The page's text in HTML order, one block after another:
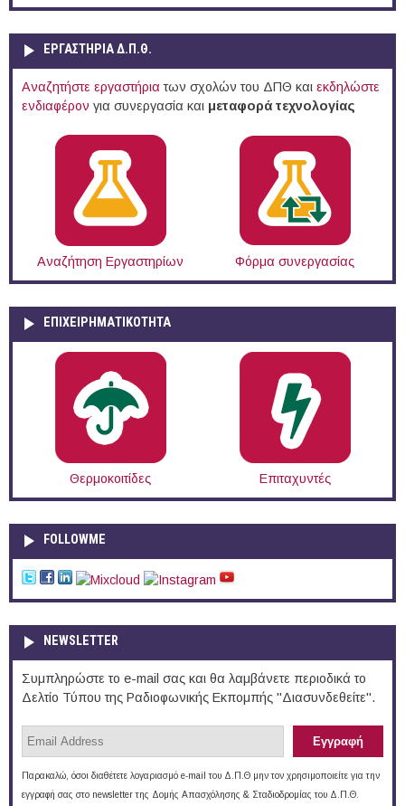
ΕΡΓΑΣΤΗΡΙΑ Δ.Π.Θ.
Αναζητήστε εργαστήρια των σχολών του ΔΠΘ και εκδηλώστε
ενδιαφέρον για συνεργασία και μεταφορά τεχνολογίας
Αναζήτηση Εργαστηρίων Φόρμα συνεργασίας
ΕΠΙΧΕΙΡΗΜΑΤΙΚΟΤΗΤΑ
Θερμοκοιτίδες Επιταχυντές
FOLLOWME
NEWSLETTER
Συμπληρώστε το e-mail σας και θα λαμβάνετε περιοδικά το
Δελτίο Τύπου της Ραδιοφωνικής Εκπομπής "Διασυνδεθείτε".
Παρακαλώ, όσοι διαθέτετε λογαριασμό e-mail του Δ.Π.Θ μην τον χρησιμοποιείτε για την
εγγραφή σας στο newsletter της Δομής Απασχόλησης & Σταδιοδρομίας του Δ.Π.Θ.